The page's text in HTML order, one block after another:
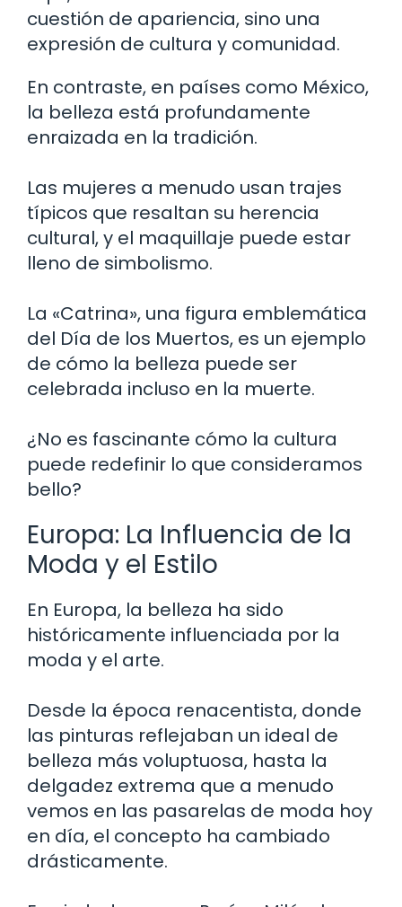
cuestión de apariencia, sino una
expresión de cultura y comunidad.
En contraste, en países como México,
la belleza está profundamente
enraizada en la tradición.
Las mujeres a menudo usan trajes
típicos que resaltan su herencia
cultural, y el maquillaje puede estar
lleno de simbolismo.
La «Catrina», una figura emblemática
del Día de los Muertos, es un ejemplo
de cómo la belleza puede ser
celebrada incluso en la muerte.
¿No es fascinante cómo la cultura
puede redefinir lo que consideramos
bello?
Europa: La Influencia de la
Moda y el Estilo
En Europa, la belleza ha sido
históricamente influenciada por la
moda y el arte.
Desde la época renacentista, donde
las pinturas reflejaban un ideal de
belleza más voluptuosa, hasta la
delgadez extrema que a menudo
vemos en las pasarelas de moda hoy
en día, el concepto ha cambiado
drásticamente.